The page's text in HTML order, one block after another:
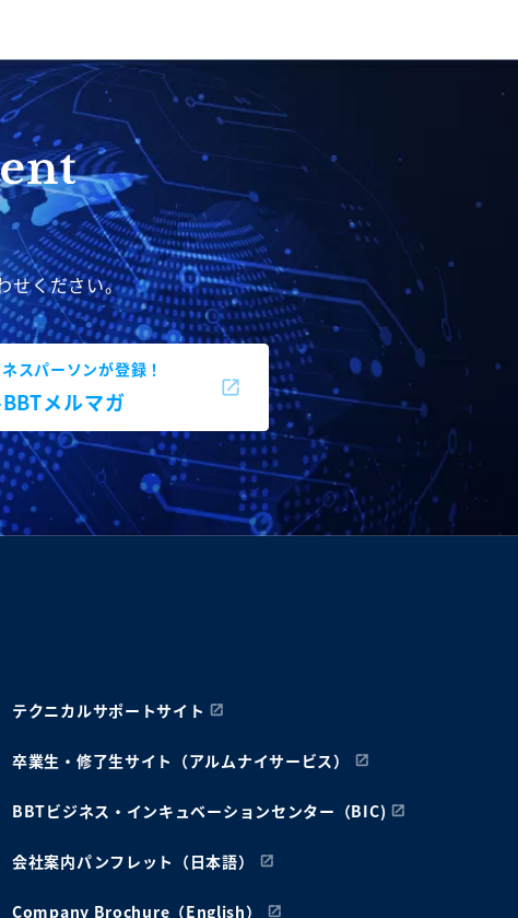
せください。
スパーソンが登録！
メルマガ
テクニカルサポートサイト
卒業生・修了生サイト（アルムナイサービス）
BBTビジネス・インキュベーションセンター（BIC)
会社案内パンフレット（日本語）
Company Brochure（English）